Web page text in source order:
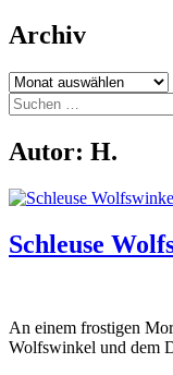
Archiv
Archiv
Suchen
nach:
Autor: H.
Schleuse
An einem frostigen
Wolfswinkel und dem